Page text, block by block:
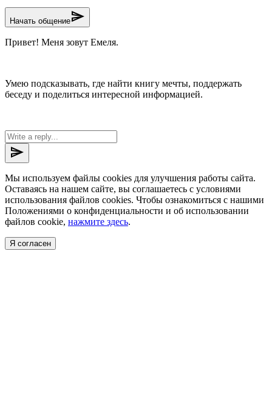
Начать общениеsend
Привет! Меня зовут Емеля.
Умею подсказывать, где найти книгу мечты, поддержать
беседу и поделиться интересной информацией.
send
Мы используем файлы cookies для улучшения работы сайта.
Оставаясь на нашем сайте, вы соглашаетесь с условиями
использования файлов cookies. Чтобы ознакомиться с нашими
Положениями о конфиденциальности и об использовании
файлов cookie, нажмите здесь.
Я согласен